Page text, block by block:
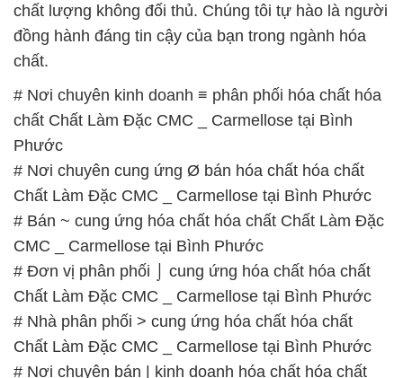
chất lượng không đối thủ. Chúng tôi tự hào là người
đồng hành đáng tin cậy của bạn trong ngành hóa
chất.
# Nơi chuyên kinh doanh ≡ phân phối hóa chất hóa
chất Chất Làm Đặc CMC _ Carmellose tại Bình
Phước
# Nơi chuyên cung ứng Ø bán hóa chất hóa chất
Chất Làm Đặc CMC _ Carmellose tại Bình Phước
# Bán ~ cung ứng hóa chất hóa chất Chất Làm Đặc
CMC _ Carmellose tại Bình Phước
# Đơn vị phân phối ⌡ cung ứng hóa chất hóa chất
Chất Làm Đặc CMC _ Carmellose tại Bình Phước
# Nhà phân phối > cung ứng hóa chất hóa chất
Chất Làm Đặc CMC _ Carmellose tại Bình Phước
# Nơi chuyên bán | kinh doanh hóa chất hóa chất